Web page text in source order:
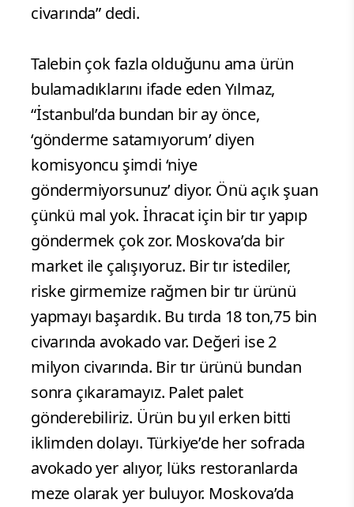
civarında” dedi.
Talebin çok fazla olduğunu ama ürün
bulamadıklarını ifade eden Yılmaz,
“İstanbul’da bundan bir ay önce,
‘gönderme satamıyorum’ diyen
komisyoncu şimdi ‘niye
göndermiyorsunuz’ diyor. Önü açık şuan
çünkü mal yok. İhracat için bir tır yapıp
göndermek çok zor. Moskova’da bir
market ile çalışıyoruz. Bir tır istediler,
riske girmemize rağmen bir tır ürünü
yapmayı başardık. Bu tırda 18 ton,75 bin
civarında avokado var. Değeri ise 2
milyon civarında. Bir tır ürünü bundan
sonra çıkaramayız. Palet palet
gönderebiliriz. Ürün bu yıl erken bitti
iklimden dolayı. Türkiye’de her sofrada
avokado yer alıyor, lüks restoranlarda
meze olarak yer buluyor. Moskova’da